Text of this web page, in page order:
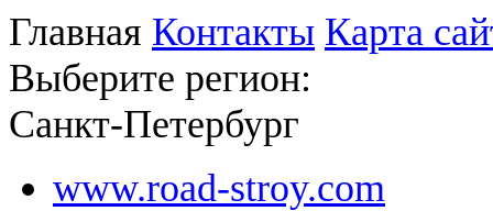
Главная Контакты Карта
Выберите регион:
Санкт-Петербург
www.road-stroy.com